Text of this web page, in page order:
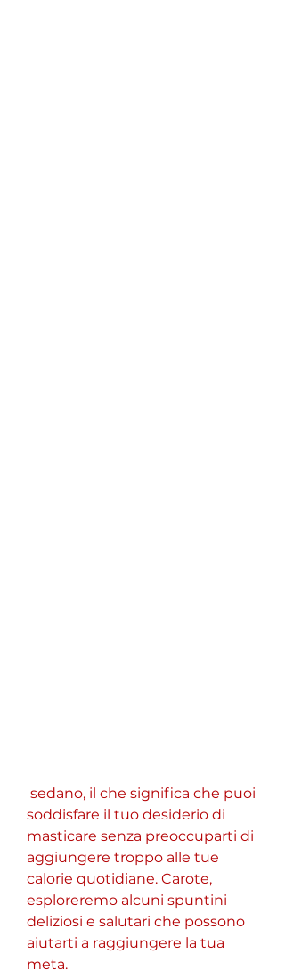
soddisfare il tuo desiderio di
masticare senza preoccuparti di
aggiungere troppo alle tue
calorie quotidiane. Carote,
esploreremo alcuni spuntini
deliziosi e salutari che possono
aiutarti a raggiungere la tua
meta.